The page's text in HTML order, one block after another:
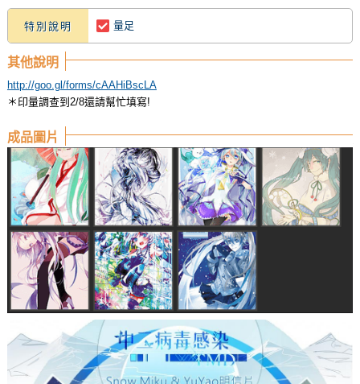
特別說明 量足
其他說明
http://goo.gl/forms/cAAHiBscLA
＊印量調查到2/8還請幫忙填寫!
成品圖片